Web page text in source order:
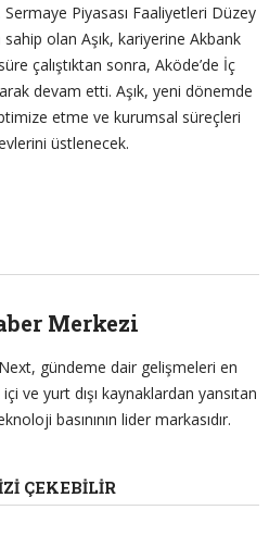
Sermaye Piyasası Faaliyetleri Düzey
olan Aşık, kariyerine Akbank
çalıştıktan sonra, Aköde’de İç
devam etti. Aşık, yeni dönemde
etme ve kurumsal süreçleri
üstlenecek.
Merkezi
gündeme dair gelişmeleri en
ve yurt dışı kaynaklardan yansıtan
basınının lider markasıdır.
ÇEKEBILIR